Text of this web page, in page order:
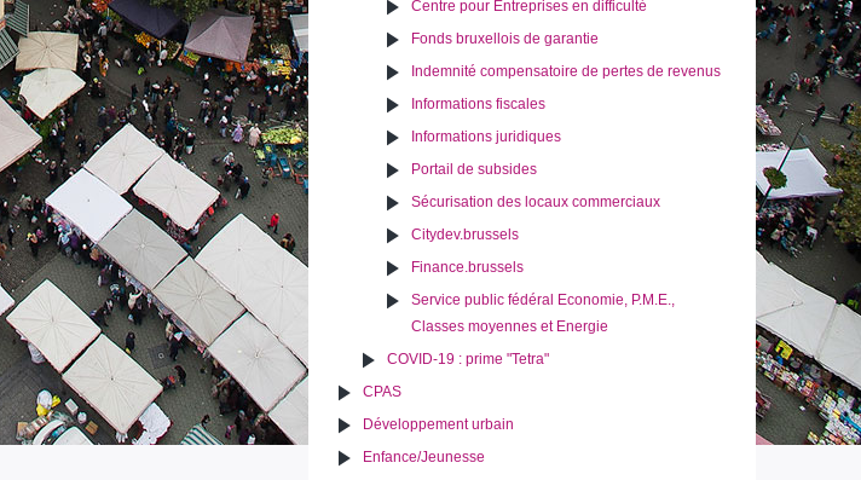
Centre pour Entreprises en difficulté
Fonds bruxellois de garantie
Indemnité compensatoire de pertes de revenus
Informations fiscales
Informations juridiques
Portail de subsides
Sécurisation des locaux commerciaux
Citydev.brussels
Finance.brussels
Service public fédéral Economie, P.M.E.,
Classes moyennes et Energie
COVID-19 : prime "Tetra"
CPAS
Développement urbain
Enfance/Jeunesse